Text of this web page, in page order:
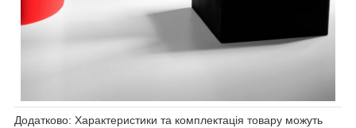
Додатково: Характеристики та комплектація товару можуть